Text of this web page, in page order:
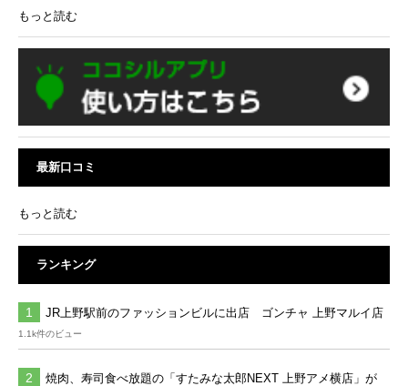
もっと読む
最新口コミ
もっと読む
ランキング
JR上野駅前のファッションビルに出店 ゴンチャ 上野マルイ店
1.1k件のビュー
焼肉、寿司食べ放題の「すたみな太郎NEXT 上野アメ横店」が